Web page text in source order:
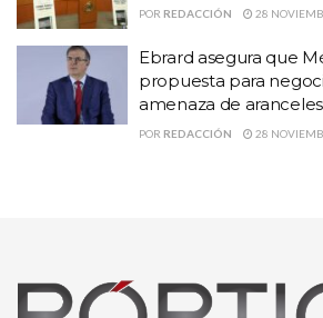
AMLO no la deja
por eso debe haber
jueces por voto
POR REDACCIÓN 28
Ebrard asegura que
propuesta para
amenaza de aranceles
POR REDACCIÓN 28